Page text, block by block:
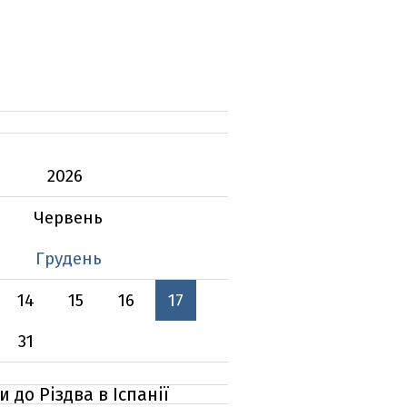
2026
Червень
Грудень
14 15 16
17
31
Різдва в Іспанії